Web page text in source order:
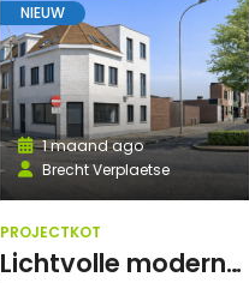
NIEUW
Brecht Verplaetse
1 maand ago
PROJECTKOT
Lichtvolle moderne kamer te huur